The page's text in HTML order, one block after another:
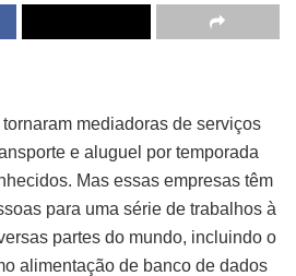
mediadoras de serviços
e aluguel por temporada
Mas essas empresas têm
para uma série de trabalhos à
partes do mundo, incluindo o
alimentação de banco de dados